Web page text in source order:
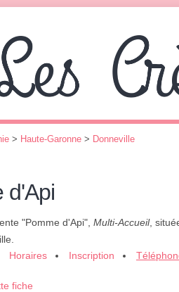
> Haute-Garonne > Donneville
d'Api
"Pomme d'Api", Multi-Accueil,
Horaires Inscription
fiche